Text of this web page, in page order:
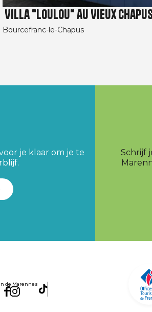
Villa "Loulou" au Vieux
Bourcefranc-le-Chapus
je klaar om je te
Schrijf
de Marennes